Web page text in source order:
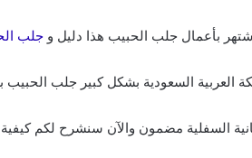
بأعمال جلب الحبيب هذا دليل و جلب
العربية السعودية بشكل كبير جلب
السفلية مضمون والآن سنشرح لكم